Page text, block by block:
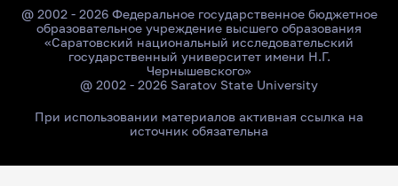
@ 2002 - 2026 Федеральное государственное бюджетное
образовательное учреждение высшего образования
«Саратовский национальный исследовательский
государственный университет имени Н.Г.
Чернышевского»
@ 2002 - 2026 Saratov State University
При использовании материалов активная ссылка на
источник обязательна